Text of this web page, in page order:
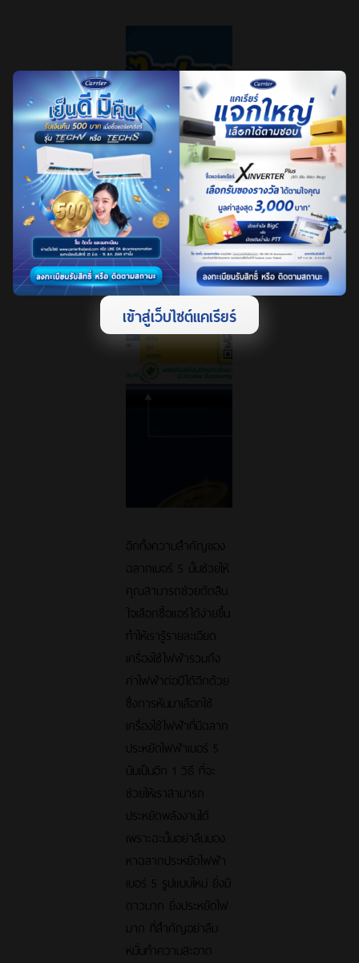
อีกทั้งความสำคัญของ
ฉลากเบอร์ 5 นั้นช่วยให้
คุณสามารถช่วยตัดสิน
ใจเลือกซื้อแอร์ได้ง่ายขึ้น
ทำให้เรารู้รายละเอียด
เครื่องใช้ไฟฟ้ารวมถึง
ค่าไฟฟ้าต่อปีได้อีกด้วย
ซึ่งการหันมาเลือกใช้
เครื่องใช้ไฟฟ้าที่มีฉลาก
ประหยัดไฟฟ้าเบอร์ 5
นับเป็นอีก 1 วิธี ที่จะ
ช่วยให้เราสามารถ
ประหยัดพลังงานได้
เพราะฉะนั้นอย่าลืมมอง
หาฉลากประหยัดไฟฟ้า
เบอร์ 5 รูปแบบใหม่ ยิ่งมี
ดาวมาก ยิ่งประหยัดไฟ
มาก ที่สำคัญอย่าลืม
หมั่นทำความสะอาด
เข้าสู่เว็บไซต์แคเรียร์